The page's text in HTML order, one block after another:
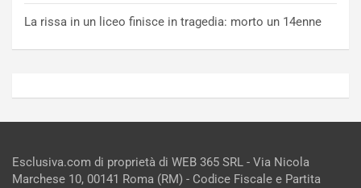
La rissa in un liceo finisce in tragedia: morto un 14enne
Esclusiva.com di proprietà di WEB 365 SRL - Via Nicola
Marchese 10, 00141 Roma (RM) - Codice Fiscale e Partita